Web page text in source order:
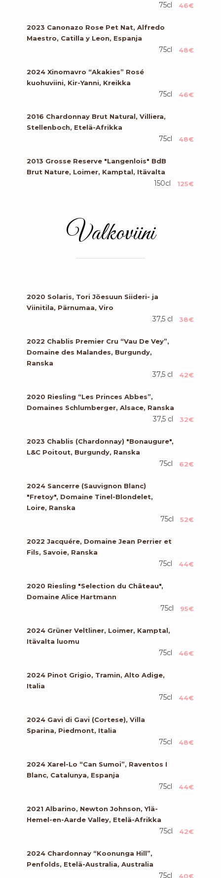
46€
75cl
2023 Canonazo Rose Pet Nat, Alfredo
Maestro, Catilla y Leon, Espanja
48€
75cl
2024 Xinomavro “Akakies” Rosé
kuohuviini, Kir-Yanni, Kreikka
46€
75cl
2016 Chardonnay Brut Natural, Villiera,
Stellenboch, Etelä-Afrikka
48€
75cl
2013 Grosse Reserve "Langenlois" BdB
Brut Nature, Loimer, Kamptal, Itävalta
125€
150cl
Valkoviini
2020 Solaris, Tori Jõesuun Siideri- ja
Viinitila, Pärnumaa, Viro
38€
37,5 cl
2022 Chablis Premier Cru “Vau De Vey”,
Domaine des Malandes, Burgundy,
Ranska
42€
37,5 cl
2020 Riesling “Les Princes Abbes”,
Domaines Schlumberger, Alsace, Ranska
32€
37,5 cl
2023 Chablis (Chardonnay) "Bonaugure",
L&C Poitout, Burgundy, Ranska
62€
75cl
2024 Sancerre (Sauvignon Blanc)
"Fretoy", Domaine Tinel-Blondelet,
Loire, Ranska
52€
75cl
2022 Jacquére, Domaine Jean Perrier et
Fils, Savoie, Ranska
44€
75cl
2020 Riesling "Selection du Château",
Domaine Alice Hartmann
95€
75cl
2024 Grüner Veltliner, Loimer, Kamptal,
Itävalta luomu
46€
75cl
2024 Pinot Grigio, Tramin, Alto Adige,
Italia
44€
75cl
2024 Gavi di Gavi (Cortese), Villa
Sparina, Piedmont, Italia
48€
75cl
2024 Xarel-Lo “Can Sumoi”, Raventos I
Blanc, Catalunya, Espanja
44€
75cl
2021 Albarino, Newton Johnson, Ylä-
Hemel-en-Aarde Valley, Etelä-Afrikka
42€
75cl
2024 Chardonnay “Koonunga Hill”,
Penfolds, Etelä-Australia, Australia
40€
75cl